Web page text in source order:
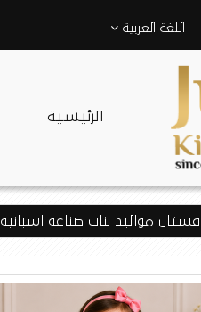
اللغة العربية
الرئيسية
فستان مواليد بنات صناعه اسبانيه